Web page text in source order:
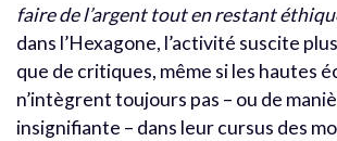
faire de l’argent tout en restant
dans l’Hexagone, l’activité suscite
que de critiques, même si les hautes
n’intègrent toujours pas – ou de
insignifiante – dans leur cursus des